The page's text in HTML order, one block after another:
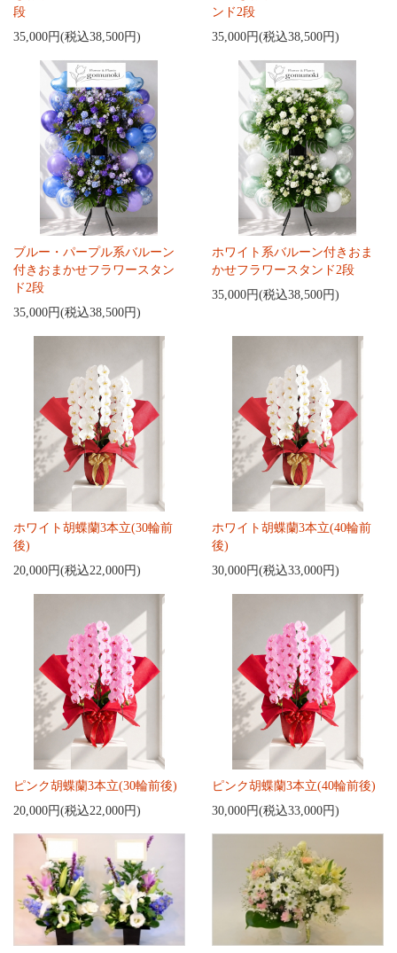
段
35,000円(税込38,500円)
ンド2段
35,000円(税込38,500円)
ブルー・パープル系バルーン
付きおまかせフラワースタン
ド2段
35,000円(税込38,500円)
ホワイト系バルーン付きおま
かせフラワースタンド2段
35,000円(税込38,500円)
ホワイト胡蝶蘭3本立(30輪前
後)
20,000円(税込22,000円)
ホワイト胡蝶蘭3本立(40輪前
後)
30,000円(税込33,000円)
ピンク胡蝶蘭3本立(30輪前後)
20,000円(税込22,000円)
ピンク胡蝶蘭3本立(40輪前後)
30,000円(税込33,000円)